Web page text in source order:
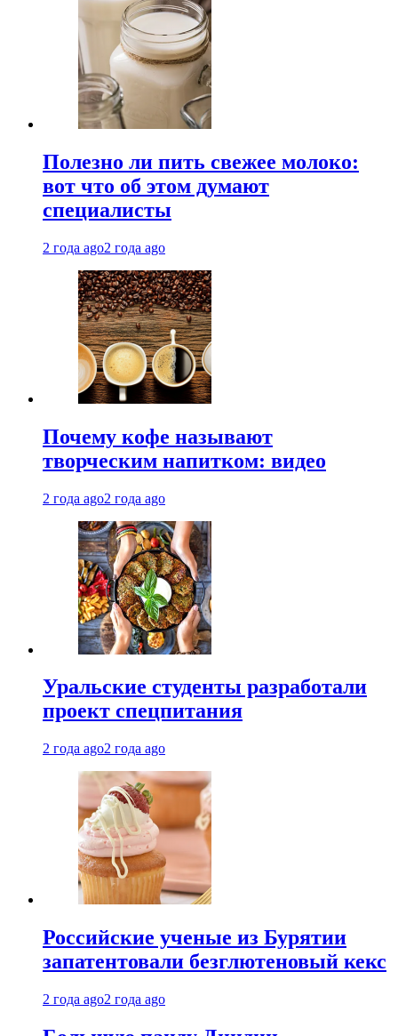
Полезно ли пить свежее молоко:
вот что об этом думают
специалисты
2 года ago2 года ago
Почему кофе называют
творческим напитком: видео
2 года ago2 года ago
Уральские студенты разработали
проект спецпитания
2 года ago2 года ago
Российские ученые из Бурятии
запатентовали безглютеновый кекс
2 года ago2 года ago